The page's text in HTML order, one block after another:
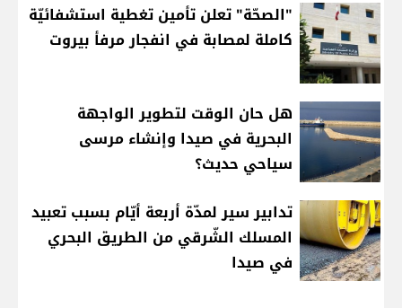
"الصحّة" تعلن تأمين تغطية استشفائيّة
كاملة لمصابة في انفجار مرفأ بيروت
هل حان الوقت لتطوير الواجهة
البحرية في صيدا وإنشاء مرسى
سياحي حديث؟
تدابير سير لمدّة أربعة أيّام بسبب تعبيد
المسلك الشّرقي من الطريق البحري
في صيدا